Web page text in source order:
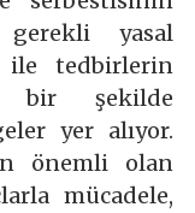
gerekli yasal
ile tedbirlerin
bir şekilde
yer alıyor.
önemli olan
mücadele,